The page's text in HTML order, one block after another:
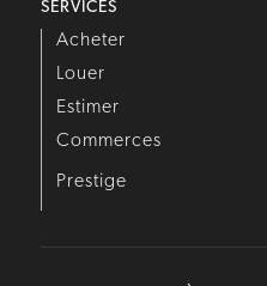
SERVICES
Acheter
Louer
Estimer
Commerces
Prestige